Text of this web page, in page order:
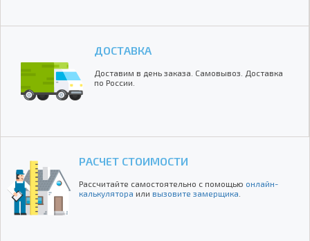
ДОСТАВКА
Доставим в день заказа. Самовывоз. Доставка
по России.
РАСЧЕТ СТОИМОСТИ
Рассчитайте самостоятельно с помощью онлайн-
калькулятора или вызовите замерщика